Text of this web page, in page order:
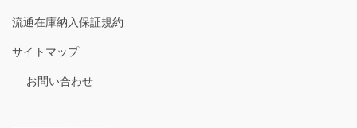
流通在庫納入保証規約
サイトマップ
お問い合わせ